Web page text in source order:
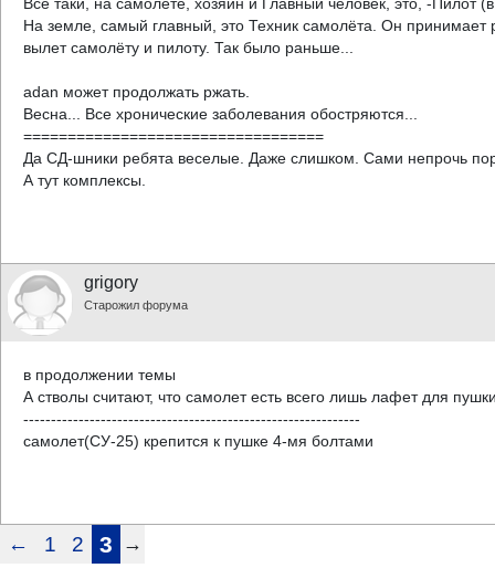
На земле, самый главный, это Техник самолёта. Он
вылет самолёту и пилоту. Так было раньше...
adan может продолжать ржать.
Весна... Все хронические заболевания обостряются...
==================================
Да СД-шники ребята веселые. Даже слишком. Сами непрочь
А тут комплексы.
grigory
Старожил форума
в продолжении темы
А стволы считают, что самолет есть всего лишь лафет для
-------------------------------------------------------------
самолет(СУ-25) крепится к пушке 4-мя болтами
← 1 2 3 →